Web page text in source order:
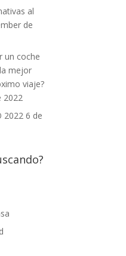
al
de
un coche
mejor
viaje?
2022
2022 6 de